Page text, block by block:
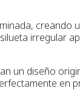
irregular
un diseño
en